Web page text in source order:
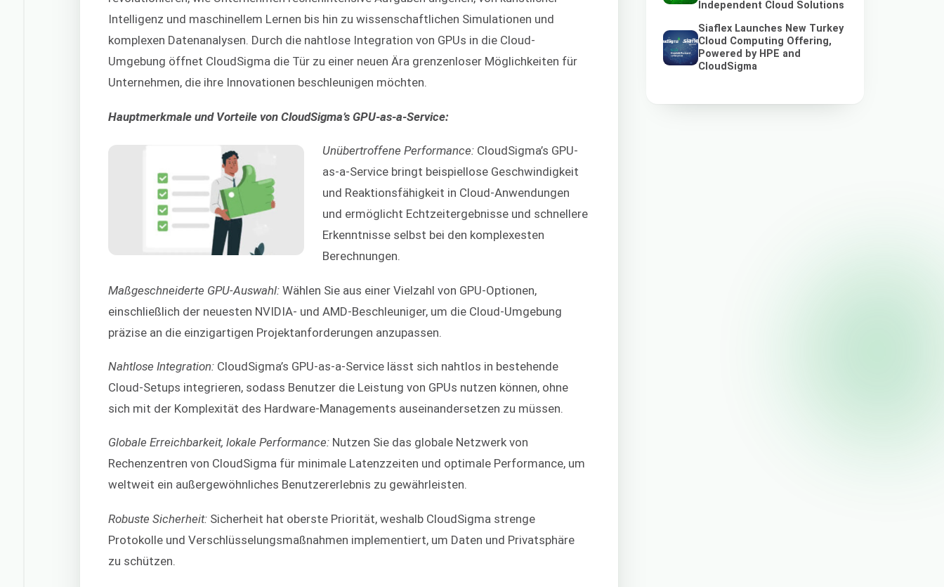
Intelligenz und maschinellem Lernen bis hin zu wissenschaftlichen Simulationen und
komplexen Datenanalysen. Durch die nahtlose Integration von GPUs in die Cloud-
Umgebung öffnet CloudSigma die Tür zu einer neuen Ära grenzenloser Möglichkeiten für
Unternehmen, die ihre Innovationen beschleunigen möchten.
Hauptmerkmale und Vorteile von CloudSigma’s GPU-as-a-Service:
Unübertroffene Performance:CloudSigma’s GPU-
as-a-Service bringt beispiellose Geschwindigkeit
und Reaktionsfähigkeit in Cloud-Anwendungen
und ermöglicht Echtzeitergebnisse und schnellere
Erkenntnisse selbst bei den komplexesten
Berechnungen.
Maßgeschneiderte GPU-Auswahl: Wählen Sie aus einer Vielzahl von GPU-Optionen,
einschließlich der neuesten NVIDIA- und AMD-Beschleuniger, um die Cloud-Umgebung
präzise an die einzigartigen Projektanforderungen anzupassen.
Nahtlose Integration: CloudSigma’s GPU-as-a-Service lässt sich nahtlos in bestehende
Cloud-Setups integrieren, sodass Benutzer die Leistung von GPUs nutzen können, ohne
sich mit der Komplexität des Hardware-Managements auseinandersetzen zu müssen.
Globale Erreichbarkeit, lokale Performance: Nutzen Sie das globale Netzwerk von
Rechenzentren von CloudSigma für minimale Latenzzeiten und optimale Performance, um
weltweit ein außergewöhnliches Benutzererlebnis zu gewährleisten.
Robuste Sicherheit: Sicherheit hat oberste Priorität, weshalb CloudSigma strenge
Protokolle und Verschlüsselungsmaßnahmen implementiert, um Daten und Privatsphäre
zu schützen.
Independent Cloud Solutions
Siaflex Launches New Turkey
Cloud Computing Offering,
Powered by HPE and
CloudSigma